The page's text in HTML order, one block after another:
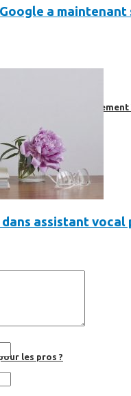
gratuitement et légalement
les pros ?
a
dans assistant